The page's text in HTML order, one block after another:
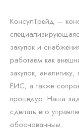
КонсулТрейд —
закупок и
работаем как
закупок,
ЕИС, а также
процедур. Наша
сделать его
обоснованным.